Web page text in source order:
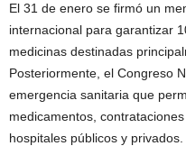
El 31 de enero se firmó un
internacional para garantizar
medicinas destinadas
Posteriormente, el Congreso
emergencia sanitaria que
medicamentos,
hospitales públicos y